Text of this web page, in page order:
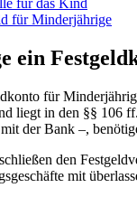
für Minderjährige
für
liegt in den §§ 106
der Bank –,
den
mit